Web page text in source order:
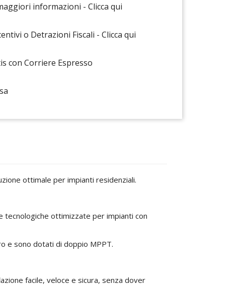
informazioni - Clicca qui
o Detrazioni Fiscali - Clicca qui
con Corriere Espresso
ottimale per impianti residenziali.
tecnologiche ottimizzate per impianti con
e sono dotati di doppio MPPT.
facile, veloce e sicura, senza dover